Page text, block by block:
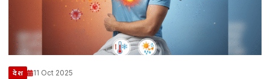
देश 11 Oct 2025